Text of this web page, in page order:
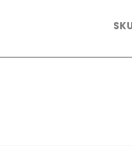
SKU